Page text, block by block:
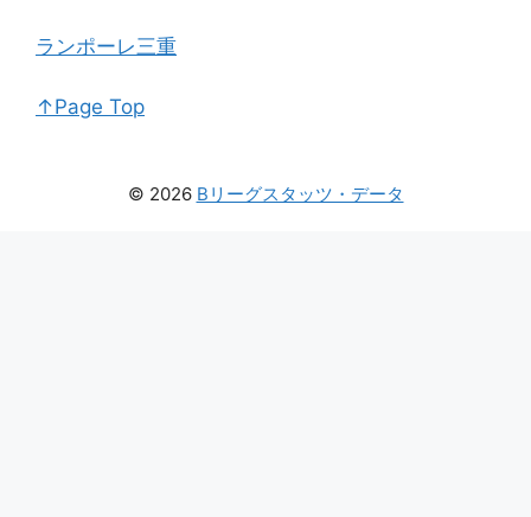
ランポーレ三重
↑Page Top
© 2026 Bリーグスタッツ・データ